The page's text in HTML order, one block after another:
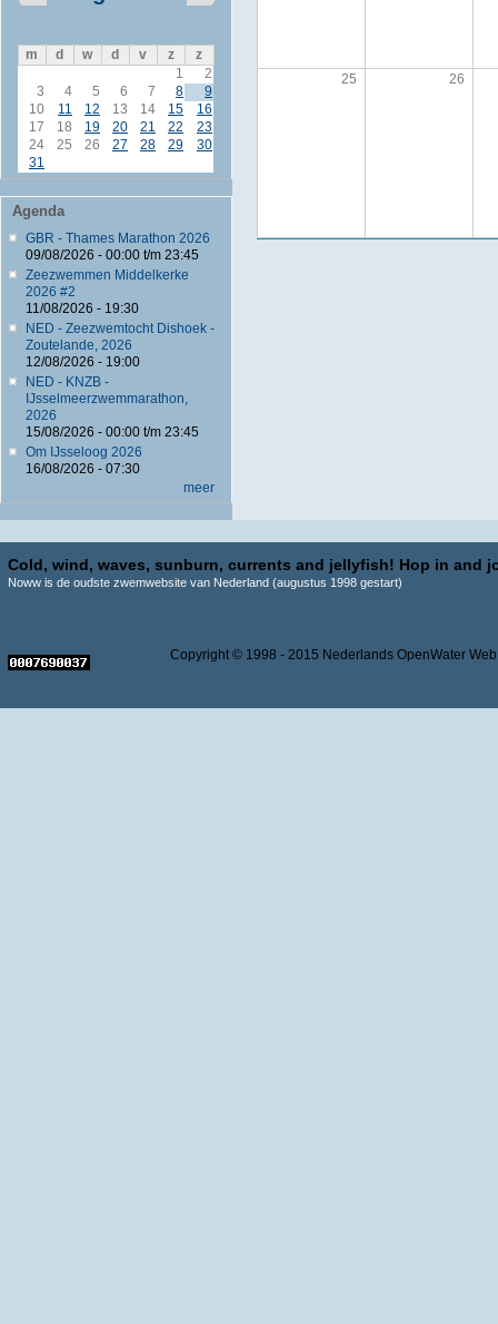
m d w d v z
z
1
2
3
4 5 6 7 8
9
10
11 12 13 14 15
16
17
18 19 20 21 22
23
24
25 26 27 28 29
30
31
Agenda
GBR - Thames Marathon 2026
09/08/2026 - 00:00t/m 23:45
Zeezwemmen Middelkerke
2026 #2
11/08/2026 - 19:30
NED - Zeezwemtocht Dishoek -
Zoutelande, 2026
12/08/2026 - 19:00
NED - KNZB -
IJsselmeerzwemmarathon,
2026
15/08/2026 - 00:00t/m 23:45
Om IJsseloog 2026
16/08/2026 - 07:30
meer
25 26
Cold, wind, waves, sunburn, currents and jellyfish! Hop in and
Noww is de oudste zwemwebsite van Nederland (augustus 1998 gestart)
Copyright © 1998 - 2015 Nederlands OpenWater